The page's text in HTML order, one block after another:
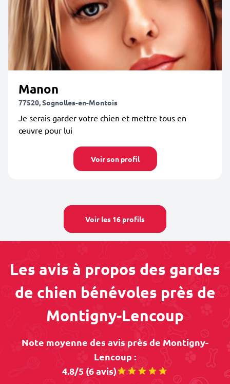
Manon
77520, Sognolles-en-Montois
Je serais garder votre chien et mettre tous en
œuvre pour lui
Voir son profil
Voir les 16 profils
Les avis à propos des gardes
de chien bénévoles près de
Montigny-Lencoup
Note moyenne des avis près de Montigny-
Lencoup :
4.8/5 (6 avis)